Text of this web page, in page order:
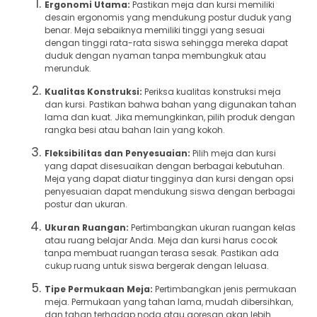
Ergonomi Utama: Pastikan meja dan kursi memiliki
desain ergonomis yang mendukung postur duduk yang
benar. Meja sebaiknya memiliki tinggi yang sesuai
dengan tinggi rata-rata siswa sehingga mereka dapat
duduk dengan nyaman tanpa membungkuk atau
merunduk.
Kualitas Konstruksi: Periksa kualitas konstruksi meja
dan kursi. Pastikan bahwa bahan yang digunakan tahan
lama dan kuat. Jika memungkinkan, pilih produk dengan
rangka besi atau bahan lain yang kokoh.
Fleksibilitas dan Penyesuaian: Pilih meja dan kursi
yang dapat disesuaikan dengan berbagai kebutuhan.
Meja yang dapat diatur tingginya dan kursi dengan opsi
penyesuaian dapat mendukung siswa dengan berbagai
postur dan ukuran.
Ukuran Ruangan: Pertimbangkan ukuran ruangan kelas
atau ruang belajar Anda. Meja dan kursi harus cocok
tanpa membuat ruangan terasa sesak. Pastikan ada
cukup ruang untuk siswa bergerak dengan leluasa.
Tipe Permukaan Meja: Pertimbangkan jenis permukaan
meja. Permukaan yang tahan lama, mudah dibersihkan,
dan tahan terhadap noda atau goresan akan lebih